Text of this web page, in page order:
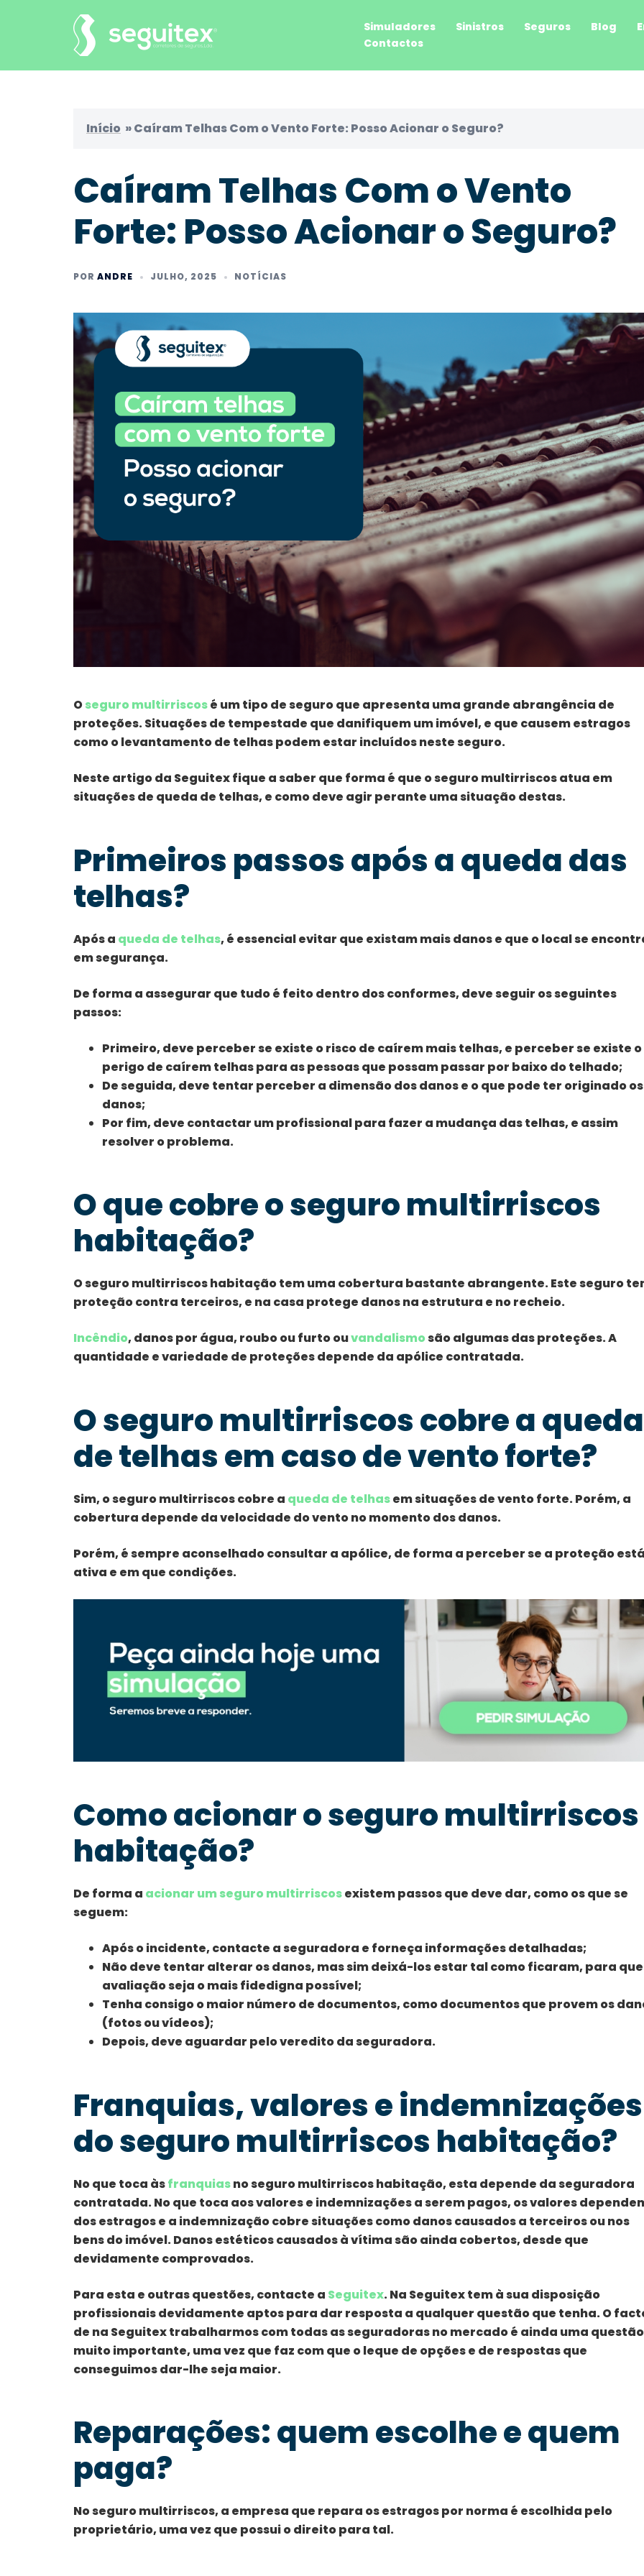
Simuladores Sinistros Seguros Blog
Contactos
Início »Caíram Telhas Com o Vento Forte: Posso Acionar o Seguro?
Caíram Telhas Com o Vento
Forte: Posso Acionar o Seguro?
POR ANDRE JULHO, 2025 NOTÍCIAS
Oseguro multirriscosé um tipo de seguro que apresenta uma grande abrangência de
proteções. Situações de tempestade que danifiquem um imóvel, e que causem estragos
como o levantamento de telhas podem estar incluídos neste seguro.
Neste artigo da Seguitex fique a saber que forma é que o seguro multirriscos atua em
situações de queda de telhas, e como deve agir perante uma situação destas.
Primeiros passos após a queda das
telhas?
Após a queda de telhas, é essencial evitar que existam mais danos e que o local se
em segurança.
De forma a assegurar que tudo é feito dentro dos conformes, deve seguir os seguintes
passos:
Primeiro, deve perceber se existe o risco de caírem mais telhas, e perceber se existe o
perigo de caírem telhas para as pessoas que possam passar por baixo do telhado;
De seguida, deve tentar perceber a dimensão dos danos e o que pode ter originado os
danos;
Por fim, deve contactar um profissional para fazer a mudança das telhas, e assim
resolver o problema.
O que cobre o seguro multirriscos
habitação?
O seguro multirriscos habitação tem uma cobertura bastante abrangente. Este seguro
proteção contra terceiros, e na casa protege danos na estrutura e no recheio.
Incêndio, danos por água, roubo ou furto ouvandalismosão algumas das proteções. A
quantidade e variedade de proteções depende da apólice contratada.
O seguro multirriscos cobre a queda
de telhas em caso de vento forte?
Sim, o seguro multirriscos cobre a queda de telhasem situações de vento forte. Porém, a
cobertura depende da velocidade do vento no momento dos danos.
Porém, é sempre aconselhado consultar a apólice, de forma a perceber se a proteção
ativa e em que condições.
Como acionar o seguro multirriscos
habitação?
De forma a acionar um seguro multirriscosexistem passos que deve dar, como os que se
seguem:
Após o incidente, contacte a seguradora e forneça informações detalhadas;
Não deve tentar alterar os danos, mas sim deixá-los estar tal como ficaram, para
avaliação seja o mais fidedigna possível;
Tenha consigo o maior número de documentos, como documentos que provem os
(fotos ou vídeos);
Depois, deve aguardar pelo veredito da seguradora.
Franquias, valores e indemnizações
do seguro multirriscos habitação?
No que toca àsfranquiasno seguro multirriscos habitação, esta depende da seguradora
contratada. No que toca aos valores e indemnizações a serem pagos, os valores
dos estragos e a indemnização cobre situações como danos causados a terceiros ou nos
bens do imóvel. Danos estéticos causados à vítima são ainda cobertos, desde que
devidamente comprovados.
Para esta e outras questões, contacte a Seguitex. Na Seguitex tem à sua disposição
profissionais devidamente aptos para dar resposta a qualquer questão que tenha. O
de na Seguitex trabalharmos com todas as seguradoras no mercado é ainda uma questão
muito importante, uma vez que faz com que o leque de opções e de respostas que
conseguimos dar-lhe seja maior.
Reparações: quem escolhe e quem
paga?
No seguro multirriscos, a empresa que repara os estragos por norma é escolhida pelo
proprietário, uma vez que possui o direito para tal.